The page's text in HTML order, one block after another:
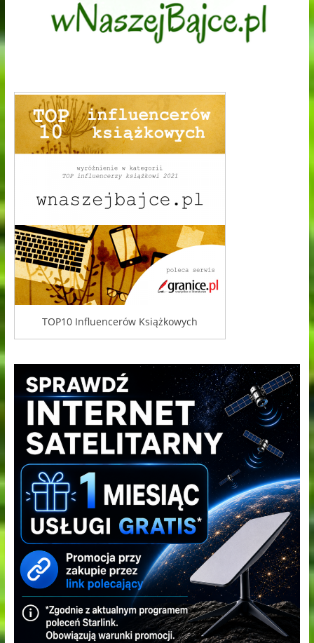
TOP10 Influencerów Książkowych